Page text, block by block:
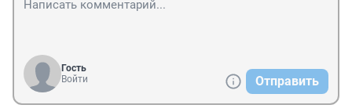
Гость
Войти
Отправить